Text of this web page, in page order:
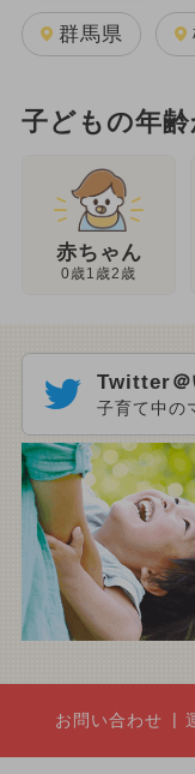
群馬県
子どもの年
赤ちゃん
0歳1歳2歳
Twitter＠
子育て中の
お問い合わせ